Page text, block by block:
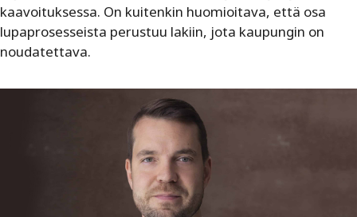
kaavoituksessa. On kuitenkin huomioitava, että osa
lupaprosesseista perustuu lakiin, jota kaupungin on
noudatettava.